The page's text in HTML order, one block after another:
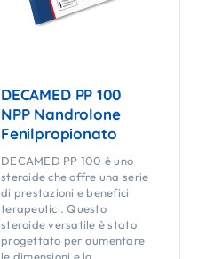
DECAMED PP 100
NPP Nandrolone
Fenilpropionato
DECAMED PP 100 è uno
steroide che offre una serie
di prestazioni e benefici
terapeutici. Questo
steroide versatile è stato
progettato per aumentare